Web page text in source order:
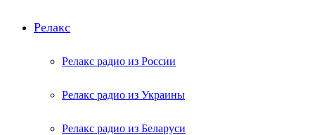
Релакс
Релакс радио из России
Релакс радио из Украины
Релакс радио из Беларуси